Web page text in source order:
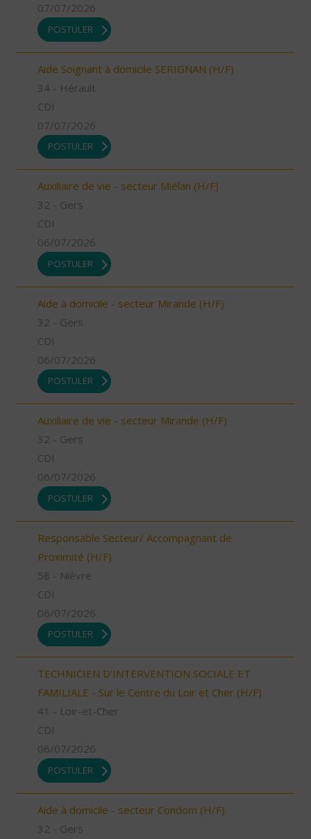
07/07/2026
POSTULER
Aide Soignant à domicile SERIGNAN (H/F)
34 - Hérault
CDI
07/07/2026
POSTULER
Auxiliaire de vie - secteur Miélan (H/F)
32 - Gers
CDI
06/07/2026
POSTULER
Aide à domicile - secteur Mirande (H/F)
32 - Gers
CDI
06/07/2026
POSTULER
Auxiliaire de vie - secteur Mirande (H/F)
32 - Gers
CDI
06/07/2026
POSTULER
Responsable Secteur/ Accompagnant de
Proximité (H/F)
58 - Nièvre
CDI
06/07/2026
POSTULER
TECHNICIEN D’INTERVENTION SOCIALE ET
FAMILIALE - Sur le Centre du Loir et Cher (H/F)
41 - Loir-et-Cher
CDI
06/07/2026
POSTULER
Aide à domicile - secteur Condom (H/F)
32 - Gers